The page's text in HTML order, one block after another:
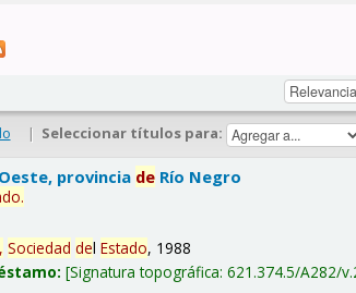
| Seleccionar títulos para:
provincia de Río Negro
.
Sociedad delEstado, 1988
Signatura topográfica:621.374.5/A282/